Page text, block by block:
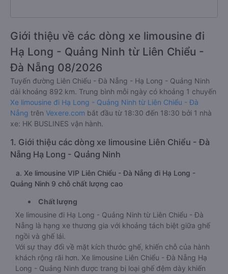
Giới thiệu về các dòng xe limousine đi
Hạ Long - Quảng Ninh từ Liên Chiểu -
Đà Nẵng 08/2026
Tuyến đường Liên Chiểu - Đà Nẵng - Hạ Long - Quảng Ninh
dài khoảng 892 km. Trung bình mỗi ngày có khoảng 1 chuyến
Xe limousine đi Hạ Long - Quảng Ninh từ Liên Chiểu - Đà
Nẵng trên Vexere.com bắt đầu từ 18:30 đến 18:30 bởi 1 nhà
xe: HK BUSLINES vận hành.
1. Giới thiệu các dòng xe limousine Liên Chiểu - Đà
Nẵng Hạ Long - Quảng Ninh
a. Xe limousine VIP Liên Chiểu - Đà Nẵng đi Hạ Long -
Quảng Ninh 9 chỗ chất lượng cao
Chất lượng
Xe limousine đi Hạ Long - Quảng Ninh từ Liên Chiểu - Đà
Nẵng là hạng xe thương gia với khoảng tách biệt giữa ghế
ngồi và ghế lái.
Với sự thay đổi về mặt kích thước ghế, khiến chỗ của hành
khách rộng rãi hơn. Xe limousine Liên Chiểu - Đà Nẵng Hạ
Long - Quảng Ninh được trang bị loại ghế đệm dày khiến